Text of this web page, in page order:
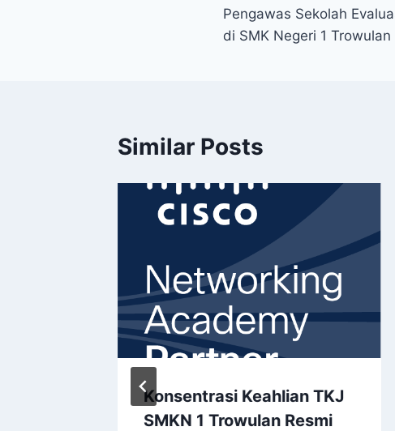
navigation
Pengawas Sekolah
di SMK Negeri 1 Trowulan
Similar Posts
Konsentrasi Keahlian TKJ
SMKN 1 Trowulan Resmi